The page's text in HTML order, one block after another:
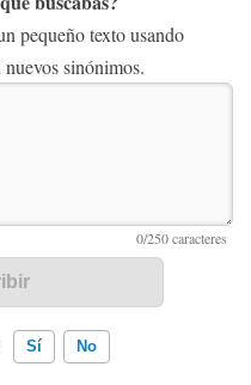
pequeño texto usando
sinónimos.
Sí No